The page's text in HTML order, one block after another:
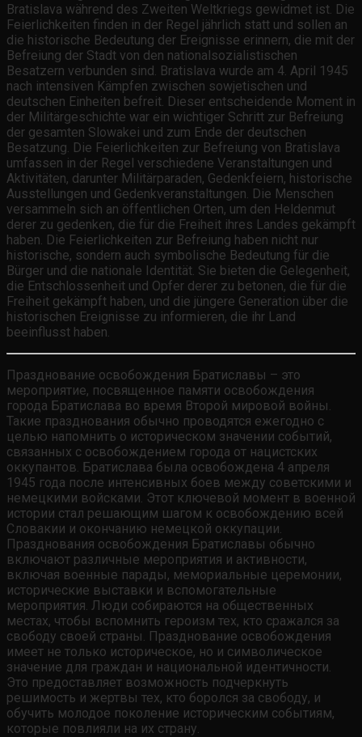
Bratislava während des Zweiten Weltkriegs gewidmet ist. Die
Feierlichkeiten finden in der Regel jährlich statt und sollen an
die historische Bedeutung der Ereignisse erinnern, die mit der
Befreiung der Stadt von den nationalsozialistischen
Besatzern verbunden sind. Bratislava wurde am 4. April 1945
nach intensiven Kämpfen zwischen sowjetischen und
deutschen Einheiten befreit. Dieser entscheidende Moment in
der Militärgeschichte war ein wichtiger Schritt zur Befreiung
der gesamten Slowakei und zum Ende der deutschen
Besatzung. Die Feierlichkeiten zur Befreiung von Bratislava
umfassen in der Regel verschiedene Veranstaltungen und
Aktivitäten, darunter Militärparaden, Gedenkfeiern, historische
Ausstellungen und Gedenkveranstaltungen. Die Menschen
versammeln sich an öffentlichen Orten, um den Heldenmut
derer zu gedenken, die für die Freiheit ihres Landes gekämpft
haben. Die Feierlichkeiten zur Befreiung haben nicht nur
historische, sondern auch symbolische Bedeutung für die
Bürger und die nationale Identität. Sie bieten die Gelegenheit,
die Entschlossenheit und Opfer derer zu betonen, die für die
Freiheit gekämpft haben, und die jüngere Generation über die
historischen Ereignisse zu informieren, die ihr Land
beeinflusst haben.
Празднование освобождения Братиславы – это
мероприятие, посвященное памяти освобождения
города Братислава во время Второй мировой войны.
Такие празднования обычно проводятся ежегодно с
целью напомнить о историческом значении событий,
связанных с освобождением города от нацистских
оккупантов. Братислава была освобождена 4 апреля
1945 года после интенсивных боев между советскими и
немецкими войсками. Этот ключевой момент в военной
истории стал решающим шагом к освобождению всей
Словакии и окончанию немецкой оккупации.
Празднования освобождения Братиславы обычно
включают различные мероприятия и активности,
включая военные парады, мемориальные церемонии,
исторические выставки и вспомогательные
мероприятия. Люди собираются на общественных
местах, чтобы вспомнить героизм тех, кто сражался за
свободу своей страны. Празднование освобождения
имеет не только историческое, но и символическое
значение для граждан и национальной идентичности.
Это предоставляет возможность подчеркнуть
решимость и жертвы тех, кто боролся за свободу, и
обучить молодое поколение историческим событиям,
которые повлияли на их страну.